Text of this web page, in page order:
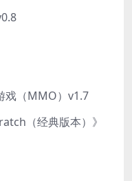
戏（MMO）v1.7
（经典版本）》